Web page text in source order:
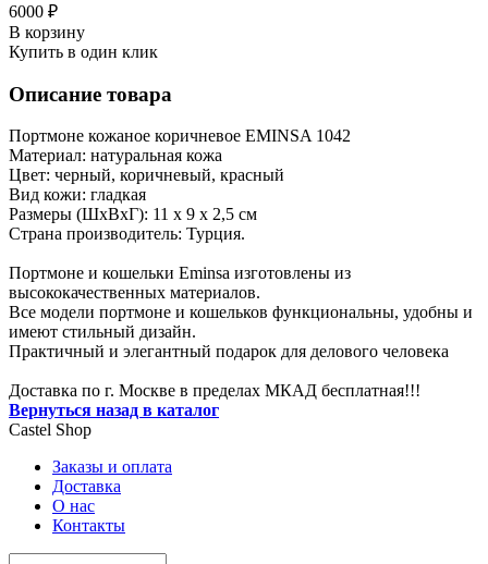
6000 ₽
В корзину
Купить в один клик
Описание товара
Портмоне кожаное коричневое EMINSA 1042
Материал: натуральная кожа
Цвет: черный, коричневый, красный
Вид кожи: гладкая
Размеры (ШxВxГ): 11 x 9 x 2,5 см
Страна производитель: Турция.
Портмоне и кошельки Eminsa изготовлены из
высококачественных материалов.
Все модели портмоне и кошельков функциональны, удобны и
имеют стильный дизайн.
Практичный и элегантный подарок для делового человека
Доставка по г. Москве в пределах МКАД бесплатная!!!
Вернуться назад в каталог
Castel Shop
Заказы и оплата
Доставка
О нас
Контакты